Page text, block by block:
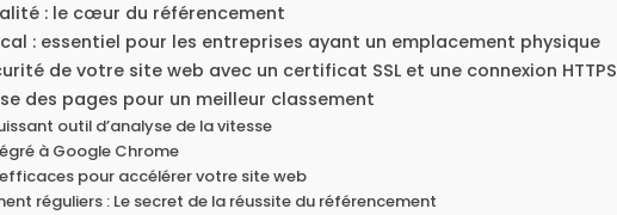
: le cœur du référencement
: essentiel pour les entreprises ayant un emplacement physique
de votre site web avec un certificat SSL et une connexion HTTPS
des pages pour un meilleur classement
outil d’analyse de la vitesse
à Google Chrome
pour accélérer votre site web
réguliers : Le secret de la réussite du référencement